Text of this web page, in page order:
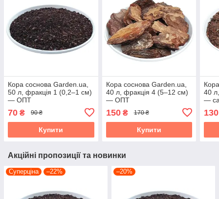
Кора соснова Garden.ua,
50 л, фракція 1 (0,2–1 см)
— ОПТ
70 ₴ 90 ₴
Купити
Кора соснова Garden.ua,
40 л, фракція 4 (5–12 см)
— ОПТ
150₴ 170 ₴
Купити
40
—
130
Акційні пропозиції та новинки
Суперціна –22% –20%